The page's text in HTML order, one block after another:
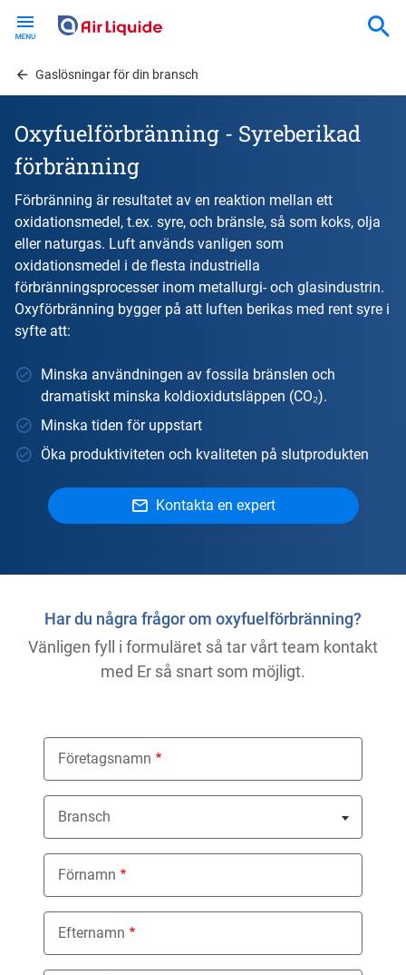
contentGaslösningar för din bransch
Oxyfuelförbränning - Syreberikad
förbränning
Förbränning är resultatet av en reaktion mellan ett
oxidationsmedel, t.ex. syre, och bränsle, så som koks, olja
eller naturgas. Luft används vanligen som
oxidationsmedel i de flesta industriella
förbränningsprocesser inom metallurgi- och glasindustrin.
Oxyförbränning bygger på att luften berikas med rent syre i
syfte att:
Minska användningen av fossila bränslen och
dramatiskt minska koldioxidutsläppen (CO₂).
Minska tiden för uppstart
Öka produktiviteten och kvaliteten på slutprodukten
Kontakta en expert
Har du några frågor om oxyfuelförbränning?
Vänligen fyll i formuläret så tar vårt team kontakt
med Er så snart som möjligt.
Företagsnamn
Bransch
Nothing selected
Förnamn
Efternamn